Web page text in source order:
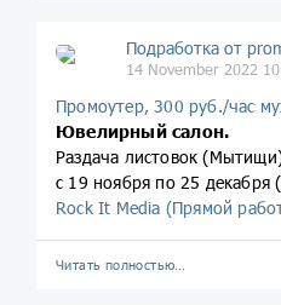
Подработка от
14 November 2022
Промоутер, 300 руб./час
Ювелирный салон.
Раздача листовок
с 19 ноября по 25 декабря
Rock It Media (Прямой
Читать полностью…